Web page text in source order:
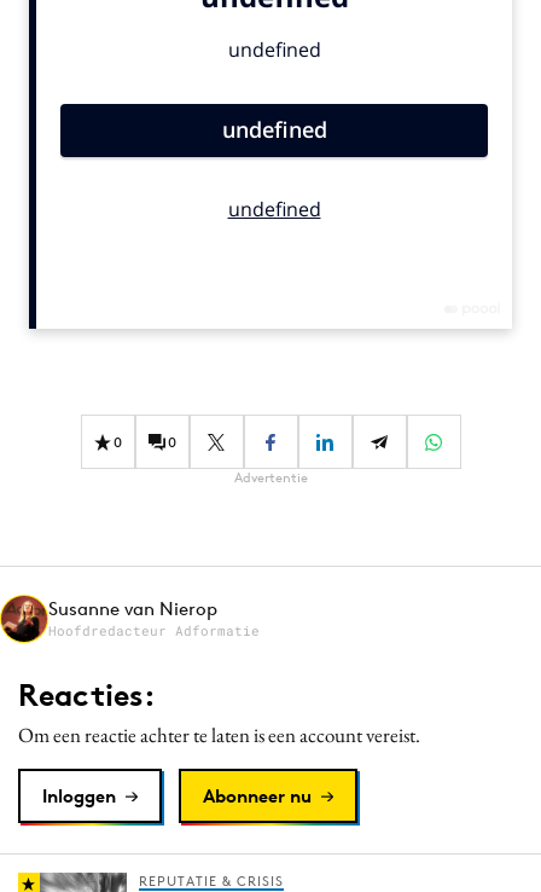
Gedragsverandering
Influencer marketing
Media
Merkstrategie
PR
Purpose Marketing
Reputatie & crisis
0 0
Advertentie
Susanne van Nierop
Hoofdredacteur Adformatie
Reacties:
Om een reactie achter te laten is een account vereist.
Inloggen Abonneer nu
REPUTATIE & CRISIS